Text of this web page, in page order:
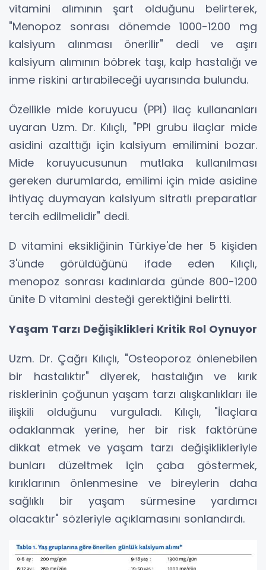
vitamini alımının şart olduğunu belirterek,
"Menopoz sonrası dönemde 1000-1200 mg
kalsiyum alınması önerilir" dedi ve aşırı
kalsiyum alımının böbrek taşı, kalp hastalığı ve
inme riskini artırabileceği uyarısında bulundu.
Özellikle mide koruyucu (PPI) ilaç kullananları
uyaran Uzm. Dr. Kılıçlı, "PPI grubu ilaçlar mide
asidini azalttığı için kalsiyum emilimini bozar.
Mide koruyucusunun mutlaka kullanılması
gereken durumlarda, emilimi için mide asidine
ihtiyaç duymayan kalsiyum sitratlı preparatlar
tercih edilmelidir" dedi.
D vitamini eksikliğinin Türkiye'de her 5 kişiden
3'ünde görüldüğünü ifade eden Kılıçlı,
menopoz sonrası kadınlarda günde 800-1200
ünite D vitamini desteği gerektiğini belirtti.
Yaşam Tarzı Değişiklikleri Kritik Rol Oynuyor
Uzm. Dr. Çağrı Kılıçlı, "Osteoporoz önlenebilen
bir hastalıktır" diyerek, hastalığın ve kırık
risklerinin çoğunun yaşam tarzı alışkanlıkları ile
ilişkili olduğunu vurguladı. Kılıçlı, "İlaçlara
odaklanmak yerine, her bir risk faktörüne
dikkat etmek ve yaşam tarzı değişiklikleriyle
bunları düzeltmek için çaba göstermek,
kırıklarının önlenmesine ve bireylerin daha
sağlıklı bir yaşam sürmesine yardımcı
olacaktır" sözleriyle açıklamasını sonlandırdı.